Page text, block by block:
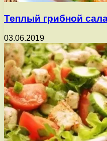
Теплый грибной
03.06.2019